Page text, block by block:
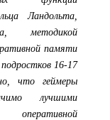
Ландольта,
методикой
памяти
16-17
что геймеры
лучшими
оперативной